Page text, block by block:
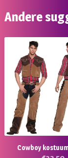
Andere
Cowboy